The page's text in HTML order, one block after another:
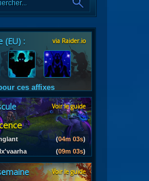
(EU) : via Raider.io
ces affixes
Voir le guide
(04m 02s)
(09m 02s)
Voir le guide